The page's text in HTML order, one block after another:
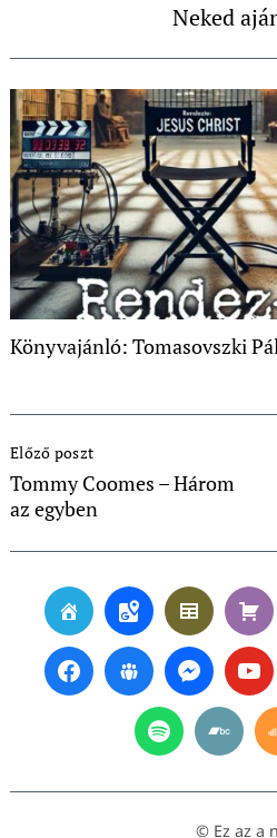
Neked
Könyvajánló: Tomasovszki
Navigation
Előző poszt
Tommy Coomes – Három
az egyben
© Ez az a